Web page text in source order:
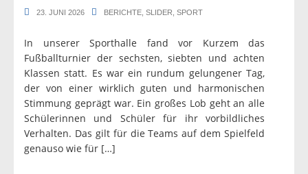
23. JUNI 2026 BERICHTE SLIDER SPORT
In unserer Sporthalle fand vor Kurzem das
Fußballturnier der sechsten, siebten und achten
Klassen statt. Es war ein rundum gelungener Tag,
der von einer wirklich guten und harmonischen
Stimmung geprägt war. Ein großes Lob geht an alle
Schülerinnen und Schüler für ihr vorbildliches
Verhalten. Das gilt für die Teams auf dem Spielfeld
genauso wie für […]